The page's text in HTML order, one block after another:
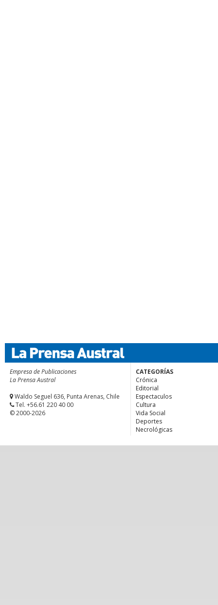
Empresa de Publicaciones
La Prensa Austral
Waldo Seguel 636, Punta Arenas, Chile
Tel. +56.61 220 40 00
© 2000-2026
CATEGORÍAS
Crónica
Editorial
Espectaculos
Cultura
Vida Social
Deportes
Necrológicas